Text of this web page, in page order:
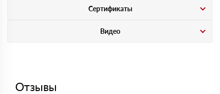
Сертификаты
Видео
Отзывы